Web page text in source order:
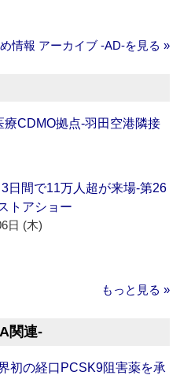
情報 アーカイブ ‐AD‐を見る »
療CDMO拠点‐羽田空港隣接
3日間で11万人超が来場‐第26
トアショー
日 (木)
もっと見る »
関連‐
初の経口PCSK9阻害薬を承